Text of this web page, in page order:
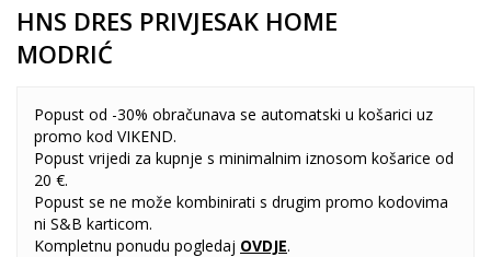
HNS DRES PRIVJESAK HOME
MODRIĆ
Popust od -30% obračunava se automatski u košarici uz
promo kod VIKEND.
Popust vrijedi za kupnje s minimalnim iznosom košarice od
20 €.
Popust se ne može kombinirati s drugim promo kodovima
ni S&B karticom.
Kompletnu ponudu pogledaj OVDJE.